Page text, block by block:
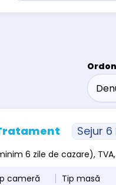
Sejur
6 zile de cazare),
cameră Tip masă